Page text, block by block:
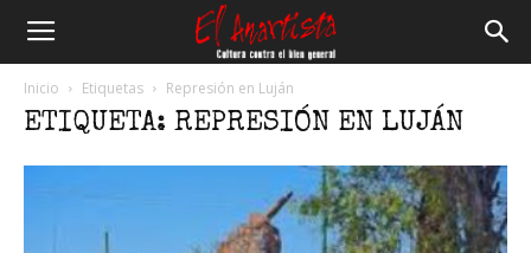
Inicio Etiquetas Represión en Luján
ETIQUETA: REPRESIÓN EN LUJÁN